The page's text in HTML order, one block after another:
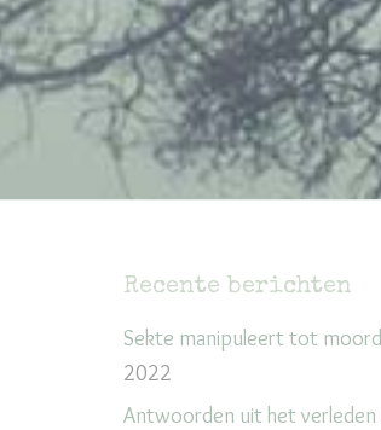
Recente berichten
Sekte manipuleert tot moord
2022
Antwoorden uit het verleden